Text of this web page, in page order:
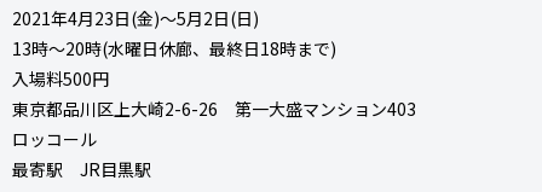
2021年4月23日(金)～5月2日(日)
13時～20時(水曜日休廊、最終日18時まで)
入場料500円
東京都品川区上大崎2-6-26 第一大盛マンション403
ロッコール
最寄駅 JR目黒駅